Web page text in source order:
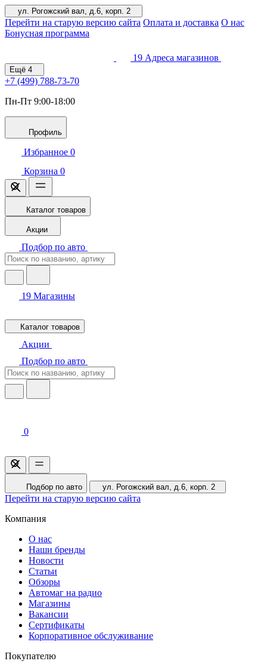
ул. Рогожский вал, д.6, корп. 2
Перейти на старую версию сайта Оплата и доставка О нас
Бонусная программа
19 Адреса магазинов
Ещё 4
+7 (499) 788-73-70
Пн-Пт 9:00-18:00
Профиль
Избранное 0
Корзина 0
Каталог товаров
Акции
Подбор по авто
19 Магазины
Каталог товаров
Акции
Подбор по авто
0
Подбор по авто ул. Рогожский вал, д.6, корп. 2
Перейти на старую версию сайта
Компания
О нас
Наши бренды
Новости
Статьи
Обзоры
Автомаг на радио
Магазины
Вакансии
Сертификаты
Корпоративное обслуживание
Покупателю